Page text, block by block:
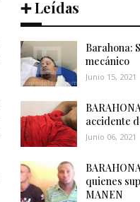
➕ Leídas
Barahona:
mecánico
Junio 15, 2021
accidente
Junio 06, 2021
quienes
MANEN